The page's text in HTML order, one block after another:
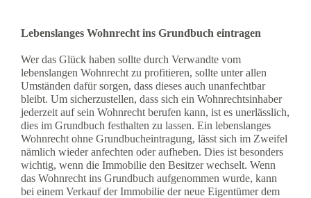
Lebenslanges Wohnrecht ins Grundbuch eintragen
Wer das Glück haben sollte durch Verwandte vom
lebenslangen Wohnrecht zu profitieren, sollte unter allen
Umständen dafür sorgen, dass dieses auch unanfechtbar
bleibt. Um sicherzustellen, dass sich ein Wohnrechtsinhaber
jederzeit auf sein Wohnrecht berufen kann, ist es unerlässlich,
dies im Grundbuch festhalten zu lassen. Ein lebenslanges
Wohnrecht ohne Grundbucheintragung, lässt sich im Zweifel
nämlich wieder anfechten oder aufheben. Dies ist besonders
wichtig, wenn die Immobilie den Besitzer wechselt. Wenn
das Wohnrecht ins Grundbuch aufgenommen wurde, kann
bei einem Verkauf der Immobilie der neue Eigentümer dem